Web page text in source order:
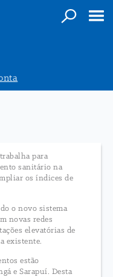
para
sanitário na
os índices de
o novo sistema
novas redes
elevatórias de
existente.
estão
e Sarapuí. Desta